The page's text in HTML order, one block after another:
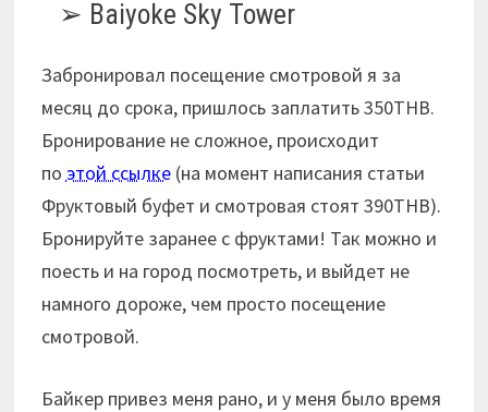
Baiyoke Sky Tower
Забронировал посещение смотровой я за
месяц до срока, пришлось заплатить 350THB.
Бронирование не сложное, происходит
по этой ссылке(на момент написания статьи
Фруктовый буфет и смотровая стоят 390THB).
Бронируйте заранее с фруктами! Так можно и
поесть и на город посмотреть, и выйдет не
намного дороже, чем просто посещение
смотровой.
Байкер привез меня рано, и у меня было время